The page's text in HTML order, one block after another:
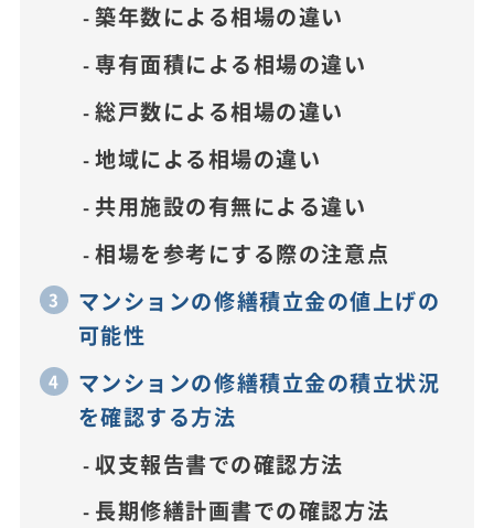
築年数による相場の違い
専有面積による相場の違い
総戸数による相場の違い
地域による相場の違い
共用施設の有無による違い
相場を参考にする際の注意点
マンションの修繕積立金の値上げの
可能性
マンションの修繕積立金の積立状況
を確認する方法
収支報告書での確認方法
長期修繕計画書での確認方法